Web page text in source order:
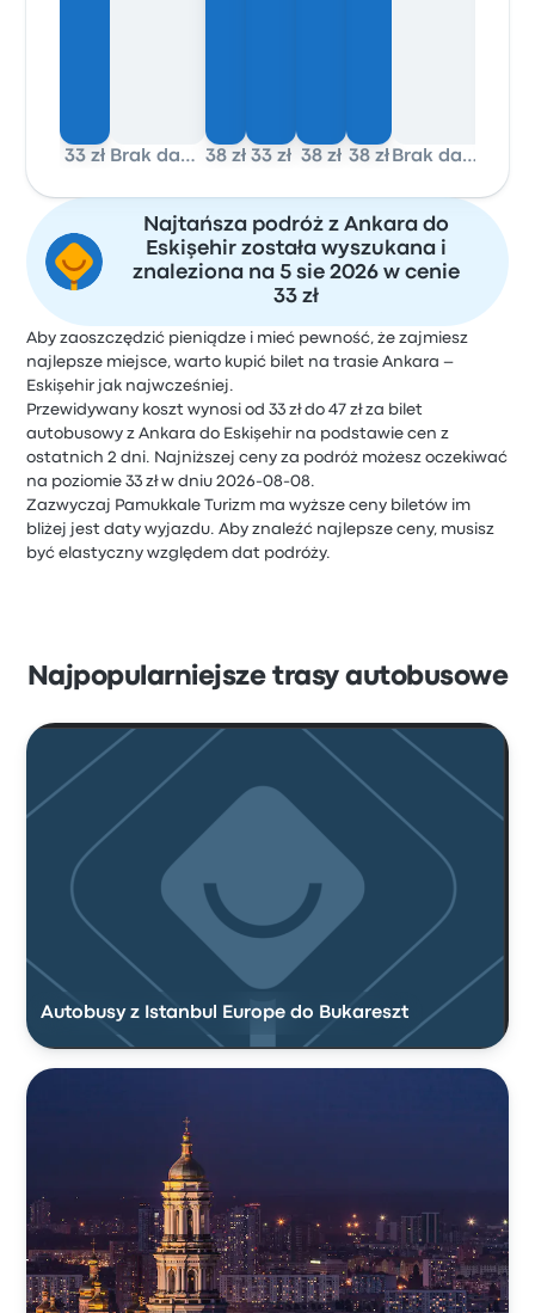
33 zł Brak danych 38 zł 33 zł 38 zł 38 zł Brak danych
Najtańsza podróż z Ankara do
Eskişehir została wyszukana i
znaleziona na 5 sie 2026 w cenie
33 zł
Aby zaoszczędzić pieniądze i mieć pewność, że zajmiesz
najlepsze miejsce, warto kupić bilet na trasie Ankara –
Eskişehir jak najwcześniej.
Przewidywany koszt wynosi od 33 zł do 47 zł za bilet
autobusowy z Ankara do Eskişehir na podstawie cen z
ostatnich 2 dni. Najniższej ceny za podróż możesz oczekiwać
na poziomie 33 zł w dniu 2026-08-08.
Zazwyczaj Pamukkale Turizm ma wyższe ceny biletów im
bliżej jest daty wyjazdu. Aby znaleźć najlepsze ceny, musisz
być elastyczny względem dat podróży.
Najpopularniejsze trasy autobusowe
Autobusy z Istanbul Europe do Bukareszt